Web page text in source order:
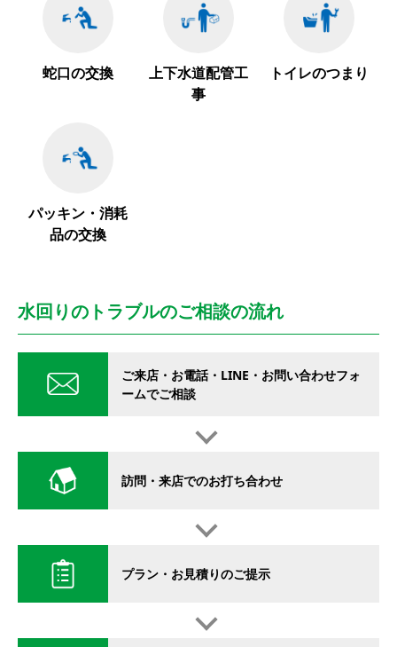
蛇口の交換
上下水道配管工
事
トイレのつまり
パッキン・消耗
品の交換
水回りのトラブルのご相談の流れ
ご来店・お電話・LINE・お問い合わせフォ
ームでご相談
訪問・来店でのお打ち合わせ
プラン・お見積りのご提示